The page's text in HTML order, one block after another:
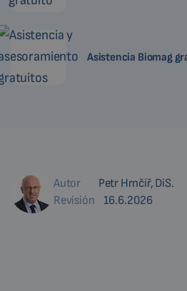
Asistencia Biomag
Autor
Petr Hrnčíř, DiS.
Revisión
16.6.2026